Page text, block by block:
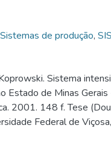
Sistemas de produção,
Sistema
Estado de Minas
2001. 148 f. Tese
Federal de